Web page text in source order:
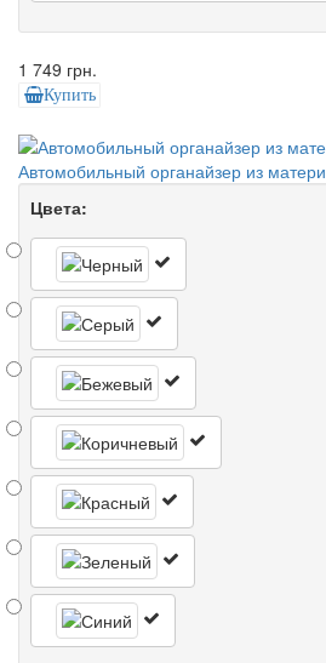
1 749 грн.
Купить
Автомобильный органайзер из
Цвета: